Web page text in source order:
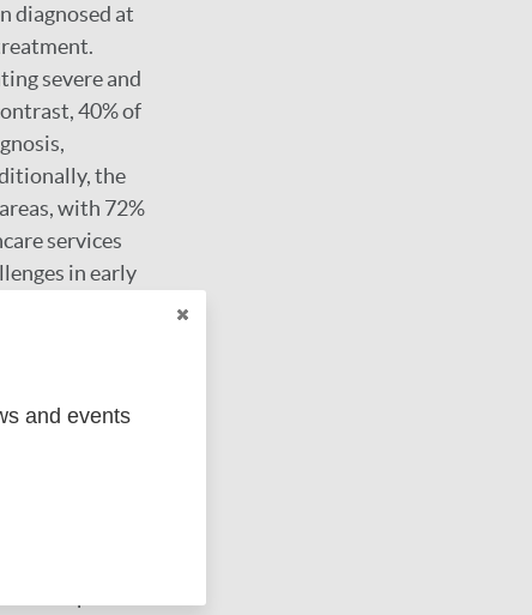
diagnosed at
severe and
40% of
the
with 72%
services
in early
the
Health
in rural
the most
outcomes for
and events